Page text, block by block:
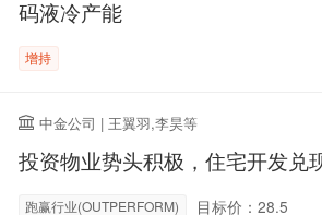
码液冷产能
增持
中金公司 | 王翼羽,李昊等
投资物业势头积极，住宅开发兑
跑赢行业(OUTPERFORM) 目标价：28.5